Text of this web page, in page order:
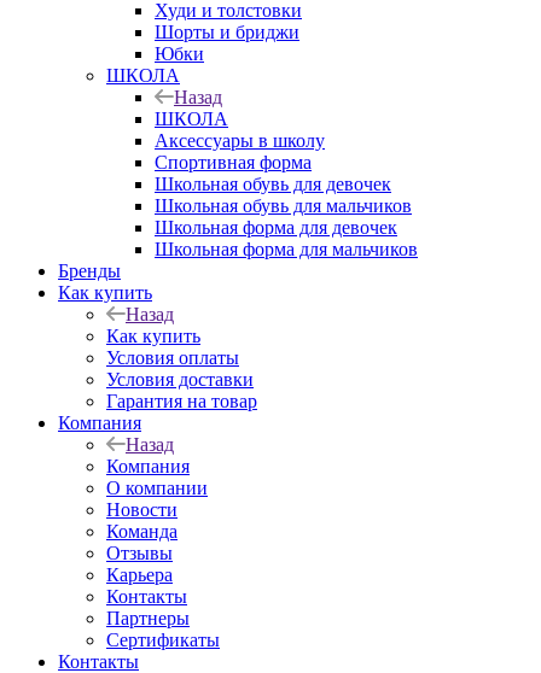
Худи и толстовки
Шорты и бриджи
Юбки
ШКОЛА
Назад
ШКОЛА
Аксессуары в школу
Спортивная форма
Школьная обувь для девочек
Школьная обувь для мальчиков
Школьная форма для девочек
Школьная форма для мальчиков
Бренды
Как купить
Назад
Как купить
Условия оплаты
Условия доставки
Гарантия на товар
Компания
Назад
Компания
О компании
Новости
Команда
Отзывы
Карьера
Контакты
Партнеры
Сертификаты
Контакты